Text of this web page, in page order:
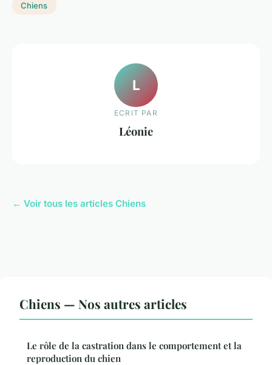
Chiens
L
ECRIT PAR
Léonie
← Voir tous les articles Chiens
Chiens — Nos autres articles
Le rôle de la castration dans le comportement et la
reproduction du chien